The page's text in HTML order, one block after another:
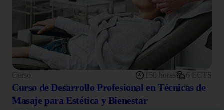
Curso 150 horas 6 ECTS
Curso de Desarrollo Profesional en Técnicas de
Masaje para Estética y Bienestar